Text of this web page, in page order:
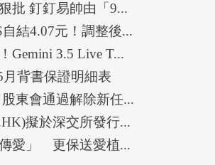
批 釘釘易帥由「9...
結4.07元！調整後...
Gemini 3.5 Live T...
背書保證明細表
東會通過解除新任...
擬於深交所發行...
愛」 更保送愛植...